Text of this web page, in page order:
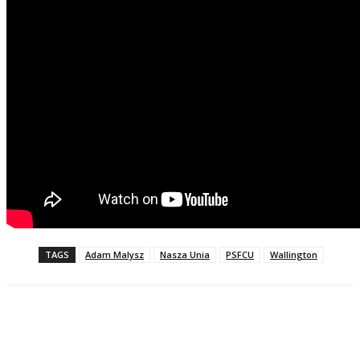
TAGS Adam Malysz Nasza Unia PSFCU Wallington